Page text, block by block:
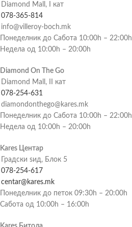
Diamond Mall, I кат
078-365-814
info@villeroy-boch.mk
Понеделник до Сабота 10:00h – 22:00h
Недела од 10:00h – 20:00h
Diamond On The Go
Diamond Mall, II кат
078-254-631
diamondonthego@kares.mk
Понеделник до Сабота 10:00h – 22:00h
Недела од 10:00h – 20:00h
Kares Центар
Градски ѕид, Блок 5
078-254-617
centar@kares.mk
Понеделник до петок 09:30h – 20:00h
Сабота од 10:00h – 16:00h